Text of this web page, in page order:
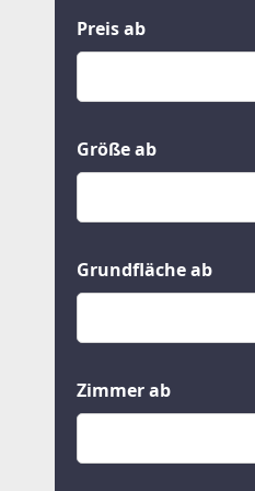
Gewerbeobjekte
Grund und Boden
Miete
Preis ab
Größe ab
Grundfläche ab
Zimmer ab